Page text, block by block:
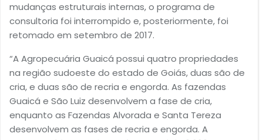
mudanças estruturais internas, o programa de
consultoria foi interrompido e, posteriormente, foi
retomado em setembro de 2017.
“A Agropecuária Guaicá possui quatro propriedades
na região sudoeste do estado de Goiás, duas são de
cria, e duas são de recria e engorda. As fazendas
Guaicá e São Luiz desenvolvem a fase de cria,
enquanto as Fazendas Alvorada e Santa Tereza
desenvolvem as fases de recria e engorda. A